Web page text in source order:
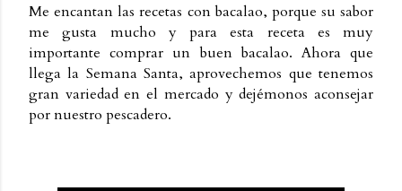
Me encantan las recetas con bacalao, porque su sabor
me gusta mucho y para esta receta es muy
importante comprar un buen bacalao. Ahora que
llega la Semana Santa, aprovechemos que tenemos
gran variedad en el mercado y dejémonos aconsejar
por nuestro pescadero.